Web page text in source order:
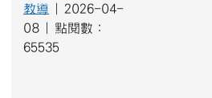
教導 | 2026-04-
08 | 點閱數：
65535